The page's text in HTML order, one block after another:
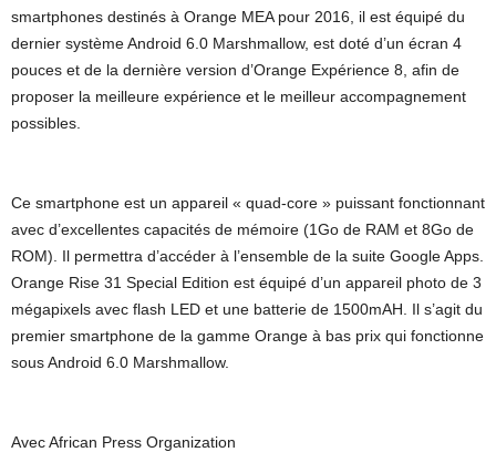
smartphones destinés à Orange MEA pour 2016, il est équipé du
dernier système Android 6.0 Marshmallow, est doté d’un écran 4
pouces et de la dernière version d’Orange Expérience 8, afin de
proposer la meilleure expérience et le meilleur accompagnement
possibles.
Ce smartphone est un appareil « quad-core » puissant fonctionnant
avec d’excellentes capacités de mémoire (1Go de RAM et 8Go de
ROM). Il permettra d’accéder à l’ensemble de la suite Google Apps.
Orange Rise 31 Special Edition est équipé d’un appareil photo de 3
mégapixels avec flash LED et une batterie de 1500mAH. Il s’agit du
premier smartphone de la gamme Orange à bas prix qui fonctionne
sous Android 6.0 Marshmallow.
Avec African Press Organization